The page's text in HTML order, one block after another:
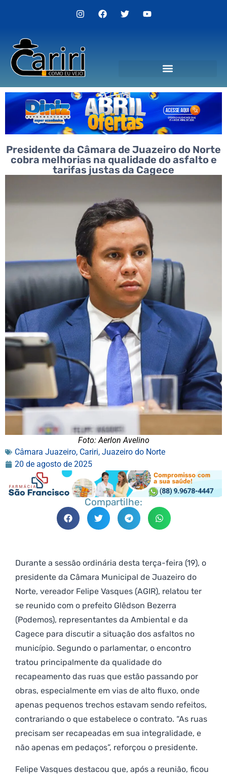
Presidente da Câmara de Juazeiro do Norte
cobra melhorias na qualidade do asfalto e
tarifas justas da Cagece
Foto: Aerlon Avelino
Câmara Juazeiro, Cariri, Juazeiro do Norte
20 de agosto de 2025
Compartilhe:
Durante a sessão ordinária desta terça-feira (19), o
presidente da Câmara Municipal de Juazeiro do
Norte, vereador Felipe Vasques (AGIR), relatou ter
se reunido com o prefeito Glêdson Bezerra
(Podemos), representantes da Ambiental e da
Cagece para discutir a situação dos asfaltos no
município. Segundo o parlamentar, o encontro
tratou principalmente da qualidade do
recapeamento das ruas que estão passando por
obras, especialmente em vias de alto fluxo, onde
apenas pequenos trechos estavam sendo refeitos,
contrariando o que estabelece o contrato. “As ruas
precisam ser recapeadas em sua integralidade, e
não apenas em pedaços”, reforçou o presidente.
Felipe Vasques destacou que, após a reunião, ficou